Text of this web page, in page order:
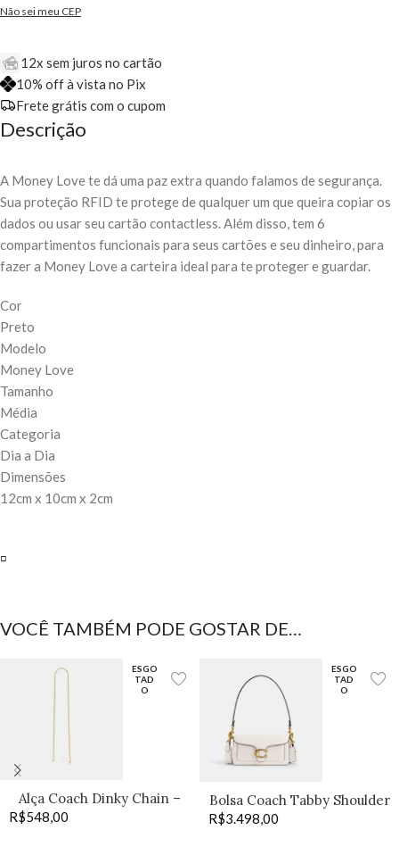
Não sei meu CEP
12x sem juros no cartão
10% off à vista no Pix
Frete grátis com o cupom
Descrição
A Money Love te dá uma paz extra quando falamos de segurança.
Sua proteção RFID te protege de qualquer um que queira copiar os
dados ou usar seu cartão contactless. Além disso, tem 6
compartimentos funcionais para seus cartões e seu dinheiro, para
fazer a Money Love a carteira ideal para te proteger e guardar.
Cor
Preto
Modelo
Money Love
Tamanho
Média
Categoria
Dia a Dia
Dimensões
12cm x 10cm x 2cm
▫️
VOCÊ TAMBÉM PODE GOSTAR DE…
ESGO
TAD
O
Alça Coach Dinky Chain –
R$548,00
ESGO
TAD
O
Bolsa Coach Tabby Shoulder
R$3.498,00